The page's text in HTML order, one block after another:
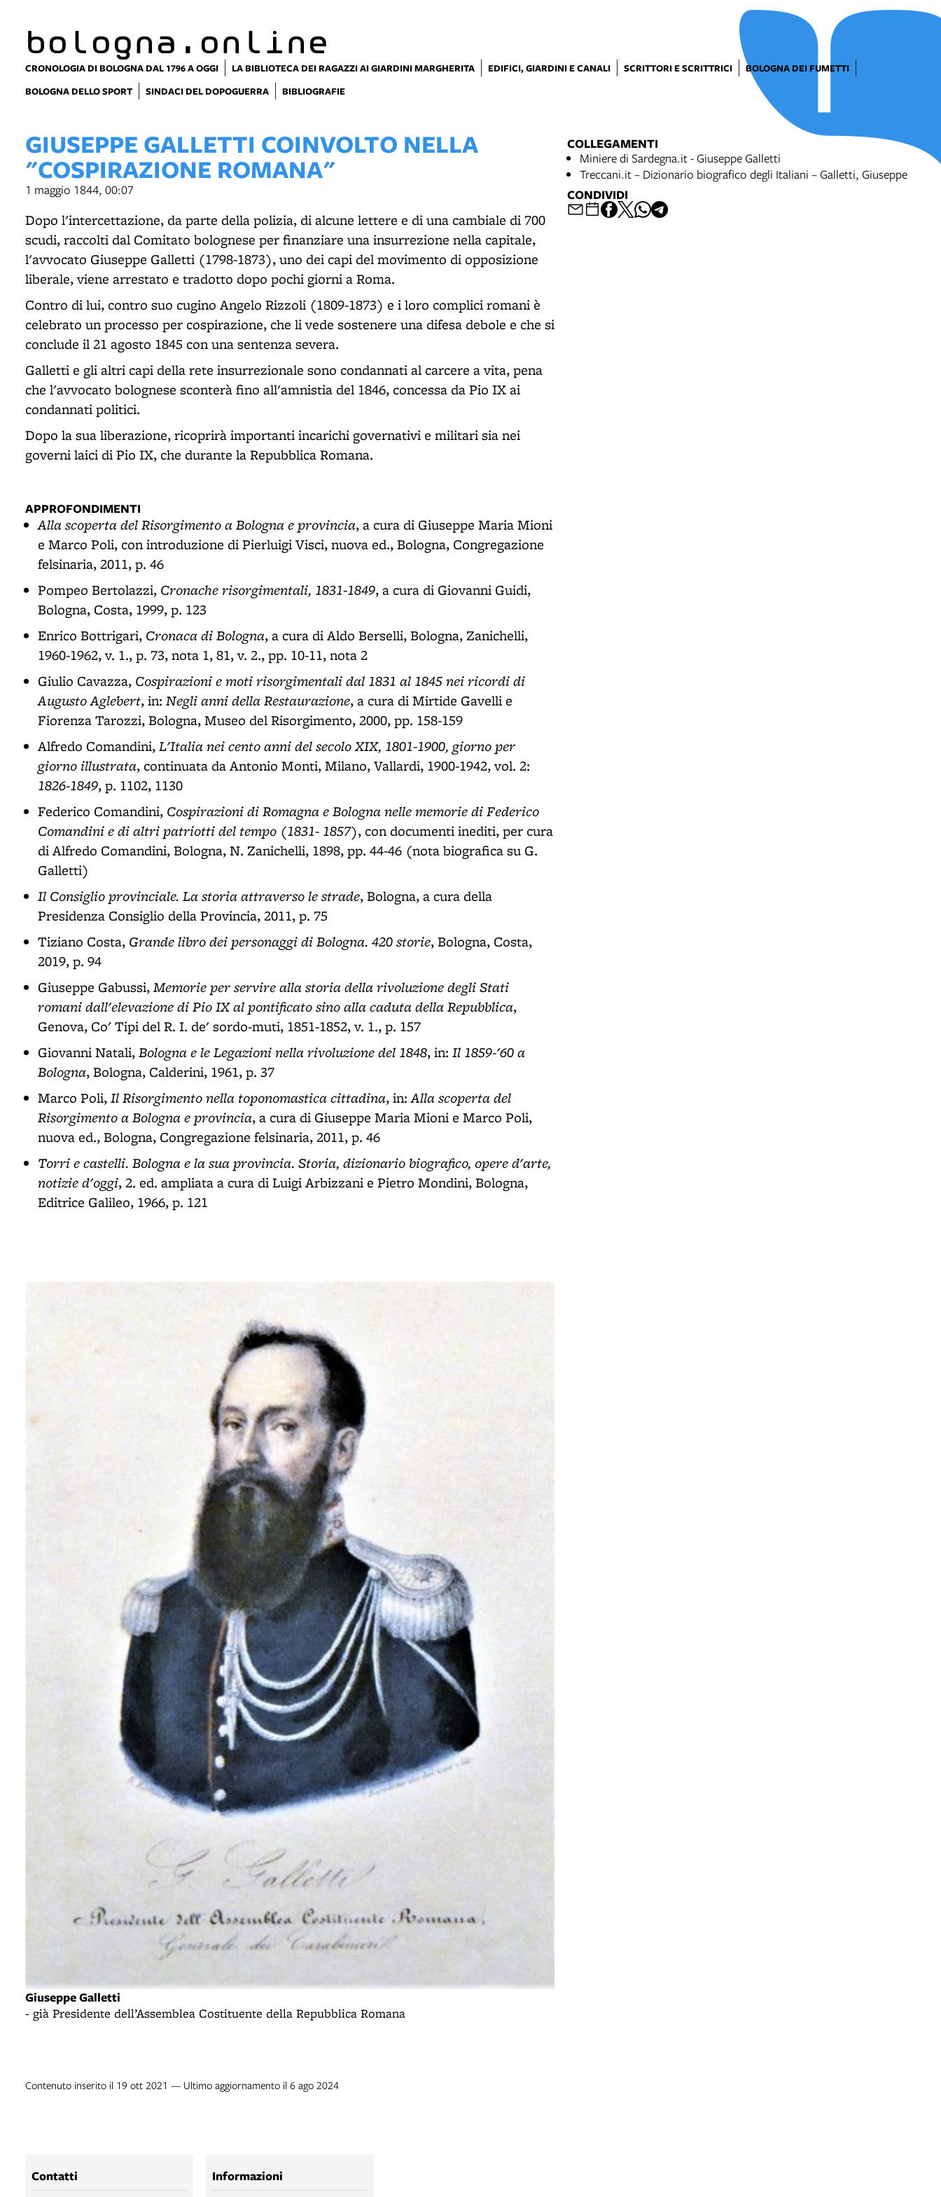
bologna.online
CRONOLOGIA DI BOLOGNA DAL 1796 A OGGI LA BIBLIOTECA DEI RAGAZZI AI GIARDINI MARGHERITA EDIFICI, GIARDINI E CANALI SCRITTORI E SCRITTRICI
BOLOGNA DEI FUMETTI
BOLOGNA DELLO SPORT
SINDACI DEL DOPOGUERRA BIBLIOGRAFIE
GIUSEPPE GALLETTI COINVOLTO NELLA
"COSPIRAZIONE ROMANA"
1 maggio 1844, 00:07
Dopo l'intercettazione, da parte della polizia, di alcune lettere e di una cambiale di 700
scudi, raccolti dal Comitato bolognese per finanziare una insurrezione nella capitale,
l'avvocato Giuseppe Galletti (1798-1873), uno dei capi del movimento di opposizione
liberale, viene arrestato e tradotto dopo pochi giorni a Roma.
Contro di lui, contro suo cugino Angelo Rizzoli (1809-1873) e i loro complici romani è
celebrato un processo per cospirazione, che li vede sostenere una difesa debole e che si
conclude il 21 agosto 1845 con una sentenza severa.
Galletti e gli altri capi della rete insurrezionale sono condannati al carcere a vita, pena
che l'avvocato bolognese sconterà fino all'amnistia del 1846, concessa da Pio IX ai
condannati politici.
Dopo la sua liberazione, ricoprirà importanti incarichi governativi e militari sia nei
governi laici di Pio IX, che durante la Repubblica Romana.
APPROFONDIMENTI
Alla scoperta del Risorgimento a Bologna e provincia, a cura di Giuseppe Maria Mioni
e Marco Poli, con introduzione di Pierluigi Visci, nuova ed., Bologna, Congregazione
felsinaria, 2011, p. 46
Pompeo Bertolazzi, Cronache risorgimentali, 1831-1849, a cura di Giovanni Guidi,
Bologna, Costa, 1999, p. 123
Enrico Bottrigari, Cronaca di Bologna, a cura di Aldo Berselli, Bologna, Zanichelli,
1960-1962, v. 1., p. 73, nota 1, 81, v. 2., pp. 10-11, nota 2
Giulio Cavazza, Cospirazioni e moti risorgimentali dal 1831 al 1845 nei ricordi di
Augusto Aglebert, in: Negli anni della Restaurazione, a cura di Mirtide Gavelli e
Fiorenza Tarozzi, Bologna, Museo del Risorgimento, 2000, pp. 158-159
Alfredo Comandini,L'Italia nei cento anni del secolo XIX, 1801-1900, giorno per
giorno illustrata, continuata da Antonio Monti, Milano, Vallardi, 1900-1942, vol. 2:
1826-1849, p. 1102, 1130
Federico Comandini, Cospirazioni di Romagna e Bologna nelle memorie di Federico
Comandini e di altri patriotti del tempo (1831- 1857), con documenti inediti, per cura
di Alfredo Comandini, Bologna, N. Zanichelli, 1898, pp. 44-46 (nota biografica su G.
Galletti)
Il Consiglio provinciale. La storia attraverso le strade, Bologna, a cura della
Presidenza Consiglio della Provincia, 2011, p. 75
Tiziano Costa, Grande libro dei personaggi di Bologna. 420 storie, Bologna, Costa,
2019, p. 94
Giuseppe Gabussi,Memorie per servire alla storia della rivoluzione degli Stati
romani dall'elevazione di Pio IX al pontificato sino alla caduta della Repubblica,
Genova, Co' Tipi del R. I. de' sordo-muti, 1851-1852, v. 1., p. 157
Giovanni Natali,Bologna e le Legazioni nella rivoluzione del 1848, in: Il 1859-'60 a
Bologna, Bologna, Calderini, 1961, p. 37
Marco Poli,Il Risorgimento nella toponomastica cittadina, in:Alla scoperta del
Risorgimento a Bologna e provincia, a cura di Giuseppe Maria Mioni e Marco Poli,
nuova ed., Bologna, Congregazione felsinaria, 2011, p. 46
Torri e castelli. Bologna e la sua provincia. Storia, dizionario biografico, opere d'arte,
notizie d'oggi, 2. ed. ampliata a cura di Luigi Arbizzani e Pietro Mondini, Bologna,
Editrice Galileo, 1966, p. 121
Giuseppe Galletti
- già Presidente dell’Assemblea Costituente della Repubblica Romana
COLLEGAMENTI
Miniere di Sardegna.it - Giuseppe Galletti
Treccani.it – Dizionario biografico degli Italiani – Galletti, Giuseppe
CONDIVIDI
Contenuto inserito il 19 ott 2021 — Ultimo aggiornamento il 6 ago 2024
Contatti Informazioni